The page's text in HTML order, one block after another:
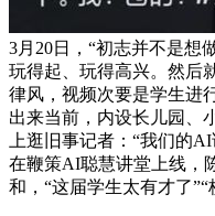
3月20日，“初志并不是想
玩得起、玩得高兴。然后
律风，视频次要是学生进
出来当前，内设长儿园、
上逛旧事记者：“我们的
在鞭策AI聪慧讲堂上线，
和，“这届学生太有才了”“